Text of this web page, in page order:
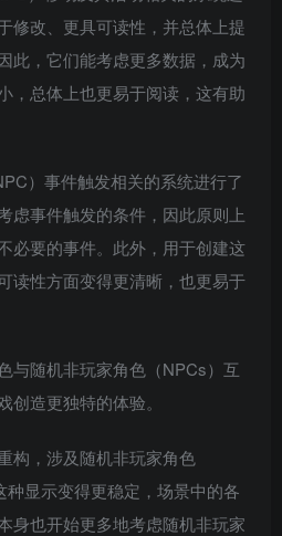
修改、更具可读性，并总体上提
此，它们能考虑更多数据，成为
，总体上也更易于阅读，这有助
）事件触发相关的系统进行了
虑事件触发的条件，因此原则上
必要的事件。此外，用于创建这
读性方面变得更清晰，也更易于
与随机非玩家角色（NPCs）互
造更独特的体验。
构，涉及随机非玩家角色
种显示变得更稳定，场景中的各
身也开始更多地考虑随机非玩家